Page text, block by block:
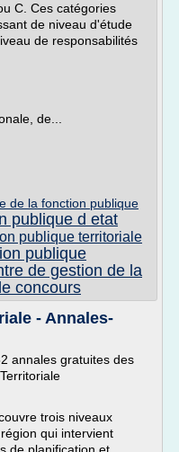
C. Ces catégories
de niveau d'étude
de responsabilités
de...
de la fonction publique
publique d etat
publique territoriale
publique
de gestion de la
concours
- Annales-
annales gratuites des
trois niveaux
qui intervient